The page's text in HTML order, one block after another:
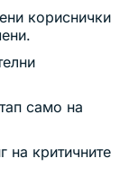
кориснички
само на
на критичните